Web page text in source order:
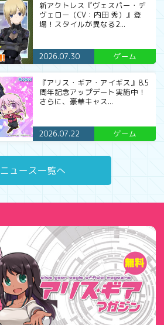
2026.07.30 ゲーム
新アクトレス『ヴェスパー・デ
ヴェロー（CV：内田 秀）』登
場！スタイルが異なる2...
2026.07.22 ゲーム
『アリス・ギア・アイギス』8.5
周年記念アップデート実施中！
さらに、豪華キャス...
ニュース一覧へ